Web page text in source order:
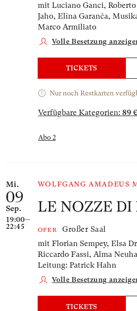
mit Luciano Ganci,
Jaho, Elīna Garanča,
Marco Armiliato
Volle Besetzung
TICKETS
Nur noch Restkarten
Verfügbare Kategorien:
Abo 2
Mi.
09
Sep.
19:00—
22:45
WOLFGANG AMADEUS
LE NOZZE DI
OPER
Großer Saal
mit Florian Sempey, Elsa
Riccardo Fassi, Alma
Leitung: Patrick Hahn
Volle Besetzung
TICKETS